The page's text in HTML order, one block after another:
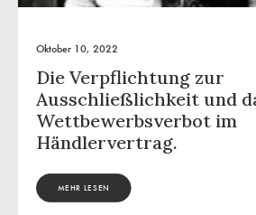
Oktober 10, 2022
Die Verpflichtung zur
Ausschließlichkeit und
Wettbewerbsverbot im
Händlervertrag.
MEHR LESEN